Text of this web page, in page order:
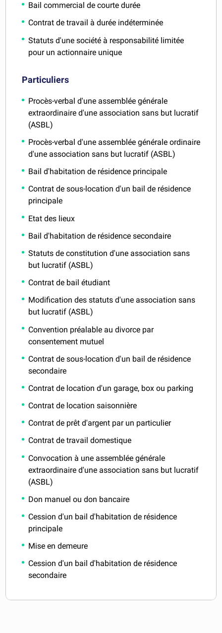
Bail commercial de courte durée
Contrat de travail à durée indéterminée
Statuts d'une société à responsabilité limitée
pour un actionnaire unique
Particuliers
Procès-verbal d'une assemblée générale
extraordinaire d'une association sans but lucratif
(ASBL)
Procès-verbal d'une assemblée générale ordinaire
d'une association sans but lucratif (ASBL)
Bail d'habitation de résidence principale
Contrat de sous-location d'un bail de résidence
principale
Etat des lieux
Bail d'habitation de résidence secondaire
Statuts de constitution d'une association sans
but lucratif (ASBL)
Contrat de bail étudiant
Modification des statuts d'une association sans
but lucratif (ASBL)
Convention préalable au divorce par
consentement mutuel
Contrat de sous-location d'un bail de résidence
secondaire
Contrat de location d'un garage, box ou parking
Contrat de location saisonnière
Contrat de prêt d'argent par un particulier
Contrat de travail domestique
Convocation à une assemblée générale
extraordinaire d'une association sans but lucratif
(ASBL)
Don manuel ou don bancaire
Cession d'un bail d'habitation de résidence
principale
Mise en demeure
Cession d'un bail d'habitation de résidence
secondaire